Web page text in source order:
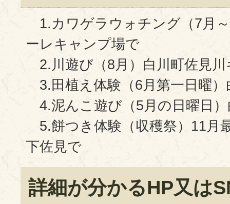
1.カワゲラウォチング（7月
ーレキャンプ場で
2.川遊び（8月）白川町佐見
3.田植え体験（6月第一日曜）
4.泥んこ遊び（5月の日曜日
5.餅つき体験（収穫祭）11月
下佐見で
詳細が分かるHP又は